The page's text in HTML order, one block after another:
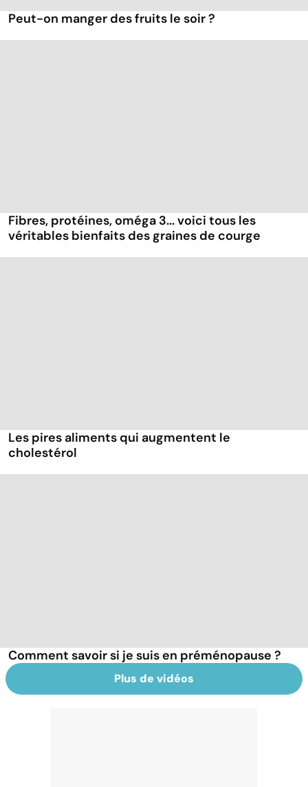
Peut-on manger des fruits le soir ?
Fibres, protéines, oméga 3... voici tous les
véritables bienfaits des graines de courge
Les pires aliments qui augmentent le
cholestérol
Comment savoir si je suis en préménopause ?
Plus de vidéos